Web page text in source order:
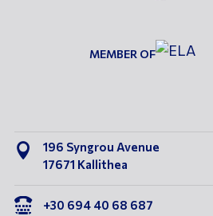
MEMBER OF

196 Syngrou Avenue
17671 Kallithea
 +30 694 40 68 687